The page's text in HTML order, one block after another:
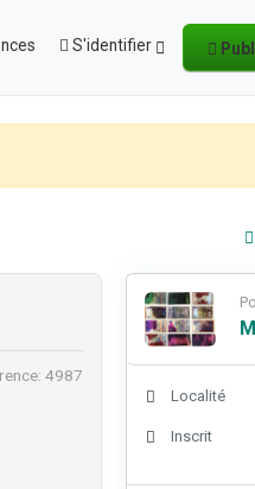
S'identifier
4987
Localité
Inscrit